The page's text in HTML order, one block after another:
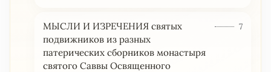
МЫСЛИ И ИЗРЕЧЕНИЯ святых
подвижников из разных
патерических сборников монастыря
святого Саввы Освященного
7